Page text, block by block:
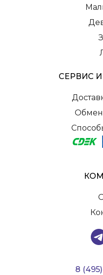
СЕРВИС
Обмен
8